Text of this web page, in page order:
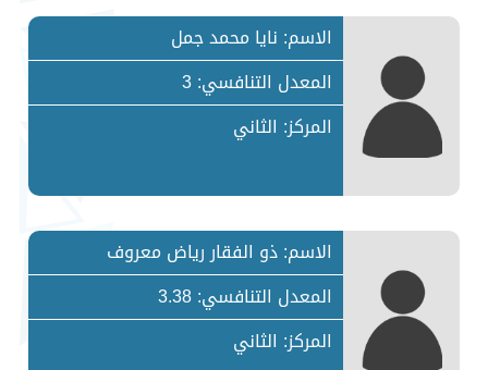
الاسم: نايا محمد جمل
المعدل التنافسي: 3
المركز: الثاني
الاسم: ذو الفقار رياض معروف
المعدل التنافسي: 3.38
المركز: الثاني